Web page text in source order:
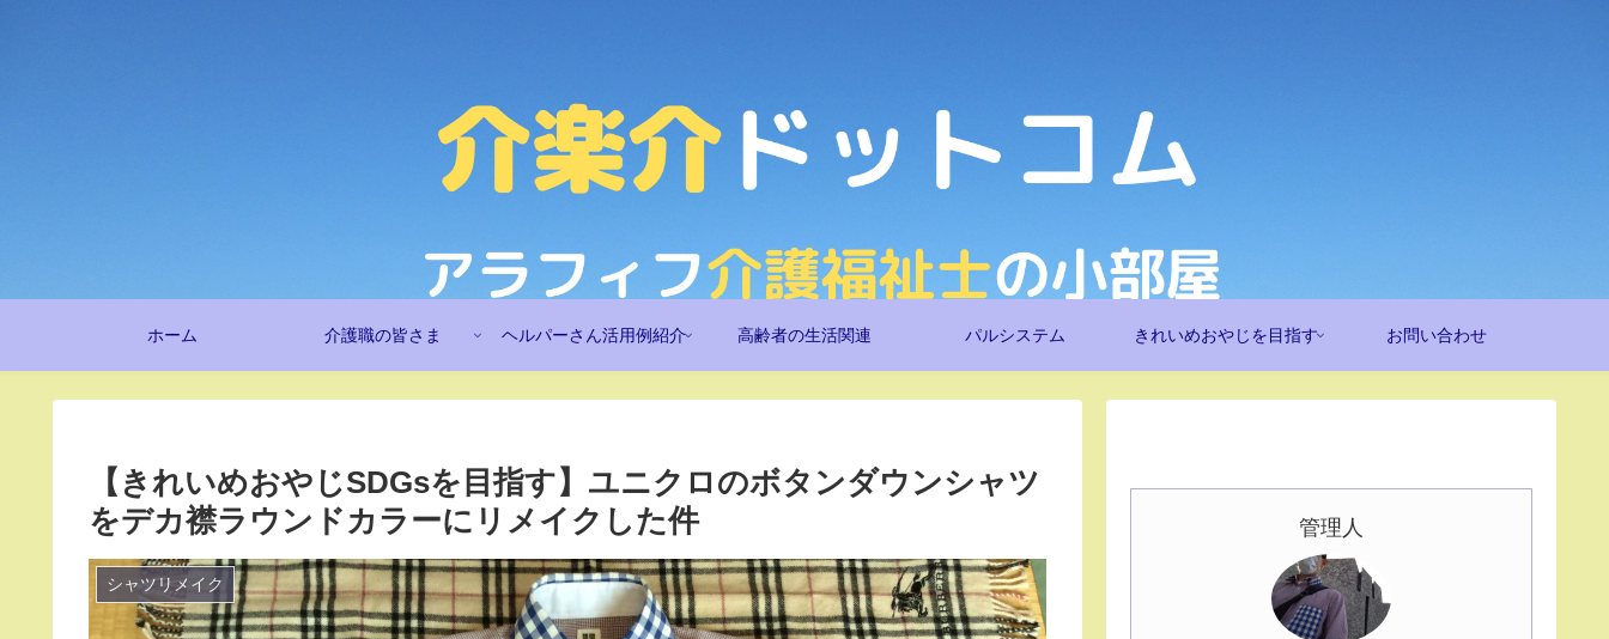
ホーム 介護職の皆さま ヘルパーさん活用例紹介 高齢者の生活関連 パルシステム きれいめおやじを目指す お問い合わせ
【きれいめおやじSDGsを目指す】ユニクロのボタンダウンシャツ
をデカ襟ラウンドカラーにリメイクした件
シャツリメイク
管理人